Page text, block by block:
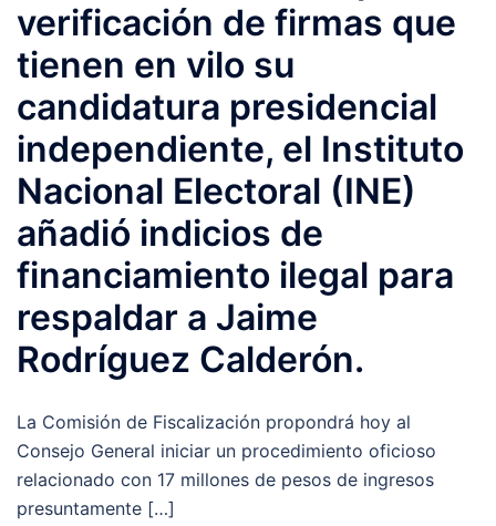
verificación de firmas que
tienen en vilo su
candidatura presidencial
independiente, el Instituto
Nacional Electoral (INE)
añadió indicios de
financiamiento ilegal para
respaldar a Jaime
Rodríguez Calderón.
La Comisión de Fiscalización propondrá hoy al
Consejo General iniciar un procedimiento oficioso
relacionado con 17 millones de pesos de ingresos
presuntamente […]